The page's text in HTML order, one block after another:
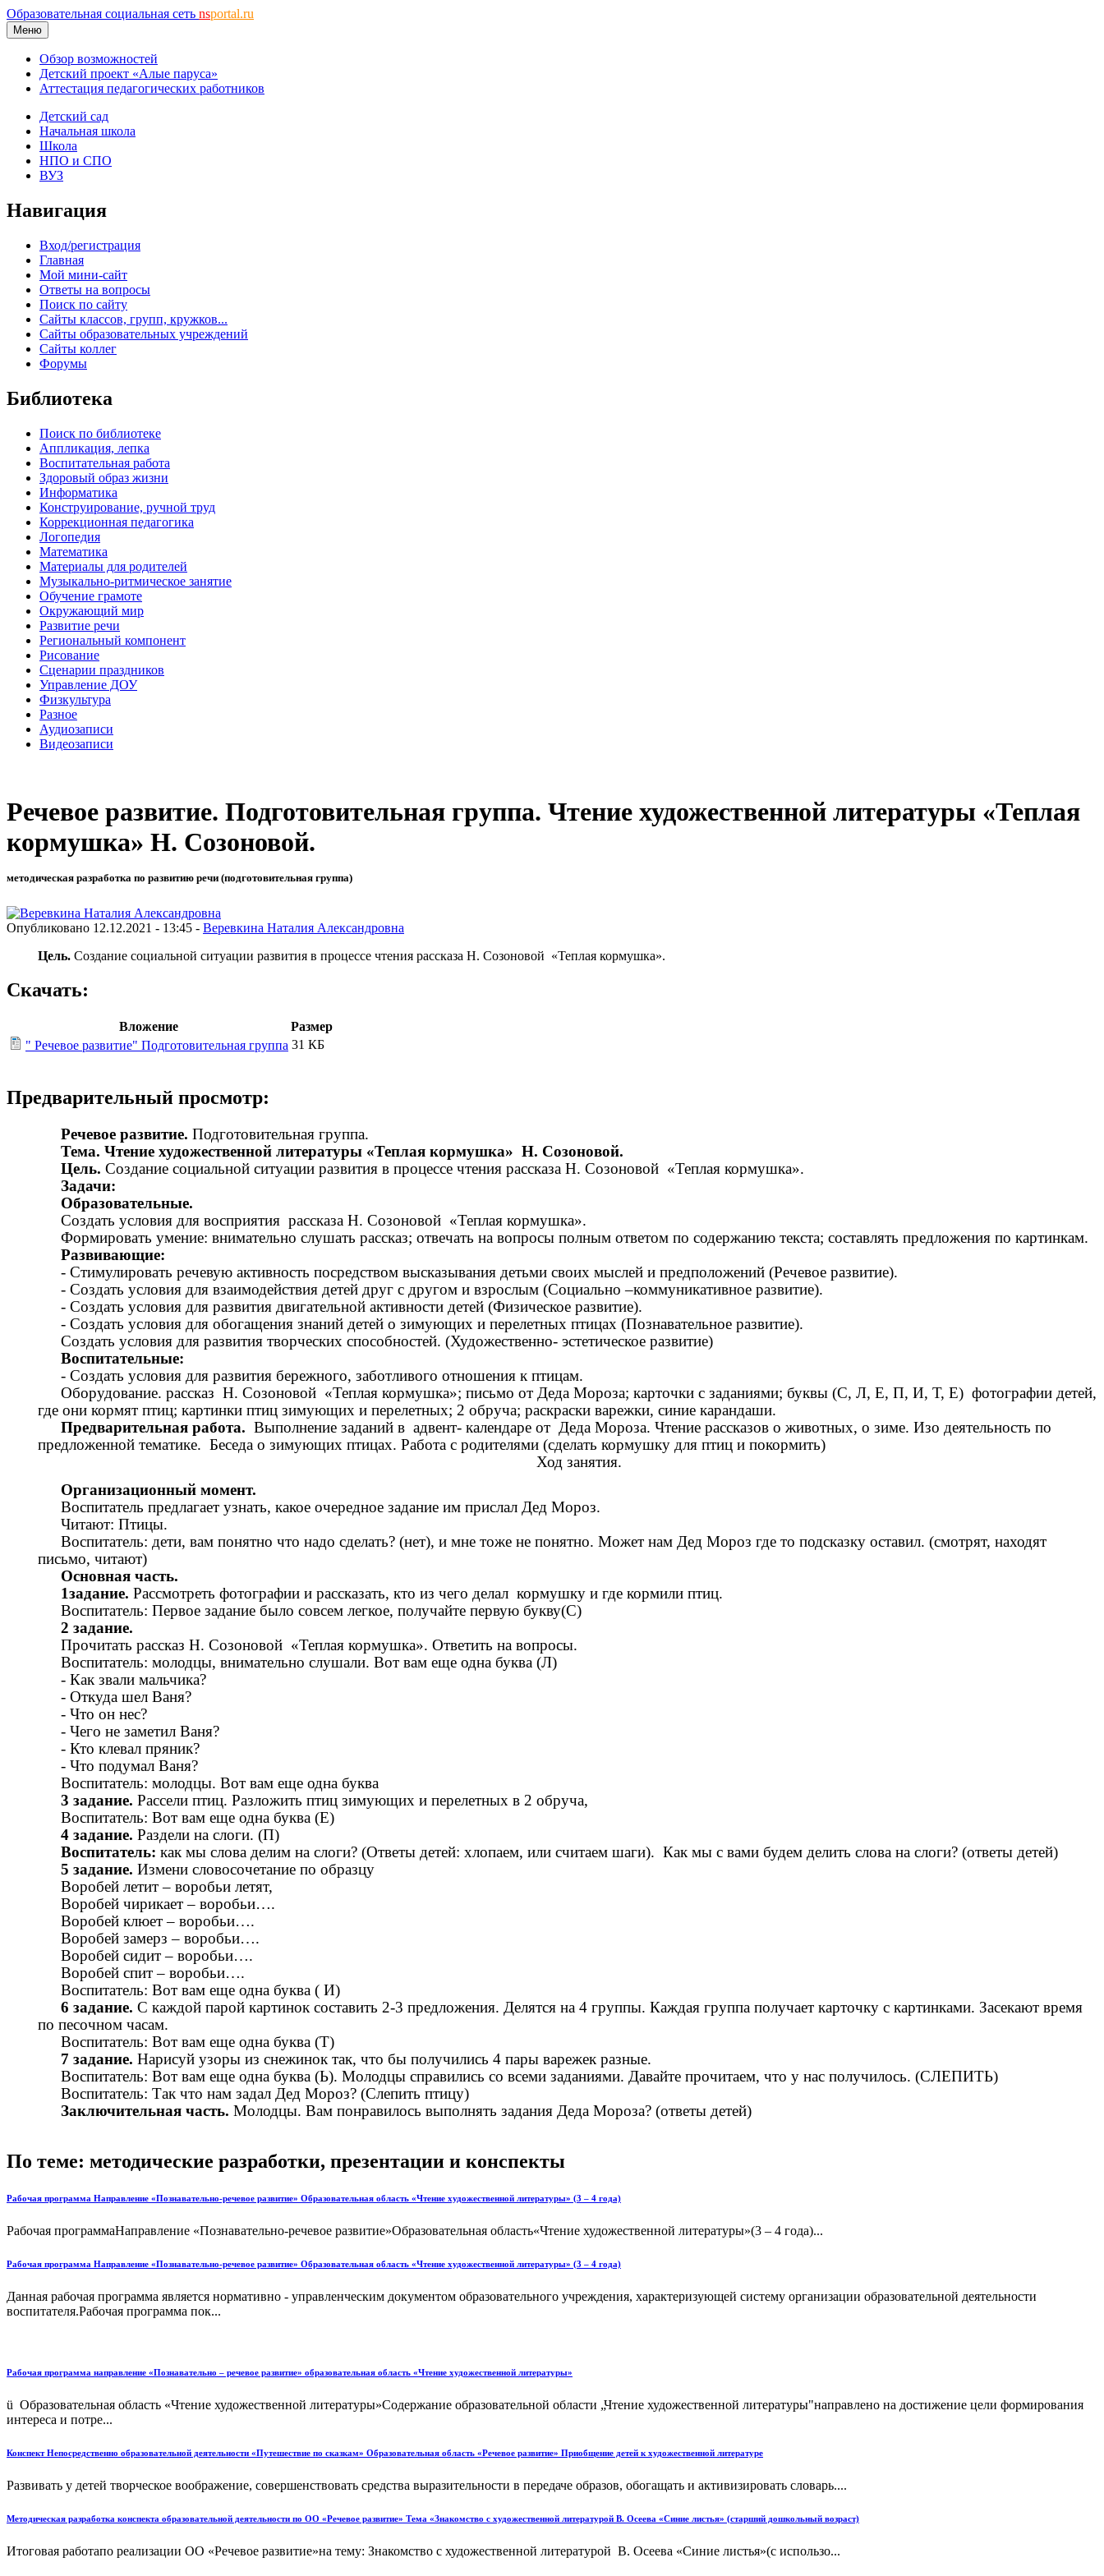
Образовательная социальная сеть nsportal.ru
Меню
Обзор возможностей
Детский проект «Алые паруса»
Аттестация педагогических работников
Детский сад
Начальная школа
Школа
НПО и СПО
ВУЗ
Навигация
Вход/регистрация
Главная
Мой мини-сайт
Ответы на вопросы
Поиск по сайту
Сайты классов, групп, кружков...
Сайты образовательных учреждений
Сайты коллег
Форумы
Библиотека
Поиск по библиотеке
Аппликация, лепка
Воспитательная работа
Здоровый образ жизни
Информатика
Конструирование, ручной труд
Коррекционная педагогика
Логопедия
Математика
Материалы для родителей
Музыкально-ритмическое занятие
Обучение грамоте
Окружающий мир
Развитие речи
Региональный компонент
Рисование
Сценарии праздников
Управление ДОУ
Физкультура
Разное
Аудиозаписи
Видеозаписи
Речевое развитие. Подготовительная группа. Чтение художественной литературы «Теплая
кормушка» Н. Созоновой.
методическая разработка по развитию речи (подготовительная группа)
Опубликовано 12.12.2021 - 13:45 - Веревкина Наталия Александровна
Цель.Создание социальной ситуации развития в процессе чтения рассказа Н. Созоновой «Теплая кормушка».
Скачать:
Вложение
Размер
" Речевое развитие" Подготовительная группа 31 КБ
Предварительный просмотр:
Речевое развитие.Подготовительная группа.
Тема. Чтение художественной литературы «Теплая кормушка» Н. Созоновой.
Цель. Создание социальной ситуации развития в процессе чтения рассказа Н. Созоновой «Теплая кормушка».
Задачи:
Образовательные.
Создать условия для восприятия рассказа Н. Созоновой «Теплая кормушка».
Формировать умение: внимательно слушать рассказ; отвечать на вопросы полным ответом по содержанию текста; составлять предложения по картинкам.
Развивающие:
- Стимулировать речевую активность посредством высказывания детьми своих мыслей и предположений (Речевое развитие).
- Создать условия для взаимодействия детей друг с другом и взрослым (Социально –коммуникативное развитие).
- Создать условия для развития двигательной активности детей (Физическое развитие).
- Создать условия для обогащения знаний детей о зимующих и перелетных птицах (Познавательное развитие).
Создать условия для развития творческих способностей. (Художественно- эстетическое развитие)
Воспитательные:
- Создать условия для развития бережного, заботливого отношения к птицам.
Оборудование. рассказ Н. Созоновой «Теплая кормушка»; письмо от Деда Мороза; карточки с заданиями; буквы (С, Л, Е, П, И, Т, Е) фотографии детей,
где они кормят птиц; картинки птиц зимующих и перелетных; 2 обруча; раскраски варежки, синие карандаши.
Предварительная работа. Выполнение заданий в адвент- календаре от Деда Мороза. Чтение рассказов о животных, о зиме. Изо деятельность по
предложенной тематике. Беседа о зимующих птицах. Работа с родителями (сделать кормушку для птиц и покормить)
Ход занятия.
Организационный момент.
Воспитатель предлагает узнать, какое очередное задание им прислал Дед Мороз.
Читают: Птицы.
Воспитатель: дети, вам понятно что надо сделать? (нет), и мне тоже не понятно. Может нам Дед Мороз где то подсказку оставил. (смотрят, находят
письмо, читают)
Основная часть.
1задание. Рассмотреть фотографии и рассказать, кто из чего делал кормушку и где кормили птиц.
Воспитатель: Первое задание было совсем легкое, получайте первую букву(С)
2 задание.
Прочитать рассказ Н. Созоновой «Теплая кормушка». Ответить на вопросы.
Воспитатель: молодцы, внимательно слушали. Вот вам еще одна буква (Л)
- Как звали мальчика?
- Откуда шел Ваня?
- Что он нес?
- Чего не заметил Ваня?
- Кто клевал пряник?
- Что подумал Ваня?
Воспитатель: молодцы. Вот вам еще одна буква
3 задание.Рассели птиц. Разложить птиц зимующих и перелетных в 2 обруча,
Воспитатель: Вот вам еще одна буква (Е)
4 задание.Раздели на слоги. (П)
Воспитатель: как мы слова делим на слоги? (Ответы детей: хлопаем, или считаем шаги). Как мы с вами будем делить слова на слоги? (ответы детей)
5 задание.Измени словосочетание по образцу
Воробей летит – воробьи летят,
Воробей чирикает – воробьи….
Воробей клюет – воробьи….
Воробей замерз – воробьи….
Воробей сидит – воробьи….
Воробей спит – воробьи….
Воспитатель: Вот вам еще одна буква ( И)
6 задание.С каждой парой картинок составить 2-3 предложения. Делятся на 4 группы. Каждая группа получает карточку с картинками. Засекают время
по песочном часам.
Воспитатель: Вот вам еще одна буква (Т)
7 задание.Нарисуй узоры из снежинок так, что бы получились 4 пары варежек разные.
Воспитатель: Вот вам еще одна буква (Ь). Молодцы справились со всеми заданиями. Давайте прочитаем, что у нас получилось. (СЛЕПИТЬ)
Воспитатель: Так что нам задал Дед Мороз? (Слепить птицу)
Заключительная часть.Молодцы. Вам понравилось выполнять задания Деда Мороза? (ответы детей)
По теме: методические разработки, презентации и конспекты
Рабочая программа Направление «Познавательно-речевое развитие» Образовательная область «Чтение художественной литературы» (3 – 4 года)
Рабочая программаНаправление «Познавательно-речевое развитие»Образовательная область«Чтение художественной литературы»(3 – 4 года)...
Рабочая программа Направление «Познавательно-речевое развитие» Образовательная область «Чтение художественной литературы» (3 – 4 года)
Данная рабочая программа является нормативно - управленческим документом образовательного учреждения, характеризующей систему организации образовательной деятельности
воспитателя.Рабочая программа пок...
Рабочая программа направление «Познавательно – речевое развитие» образовательная область «Чтение художественной литературы»
ü Образовательная область «Чтение художественной литературы»Содержание образовательной области „Чтение художественной литературы"направлено на достижение цели формирования
интереса и потре...
Конспект Непосредственно образовательной деятельности «Путешествие по сказкам» Образовательная область «Речевое развитие» Приобщение детей к художественной литературе
Развивать у детей творческое воображение, совершенствовать средства выразительности в передаче образов, обогащать и активизировать словарь....
Методическая разработка конспекта образовательной деятельности по ОО «Речевое развитие» Тема «Знакомство с художественной литературой В. Осеева «Синие листья» (старший дошкольный возраст)
Итоговая работапо реализации ОО «Речевое развитие»на тему: Знакомство с художественной литературой В. Осеева «Синие листья»(с использо...